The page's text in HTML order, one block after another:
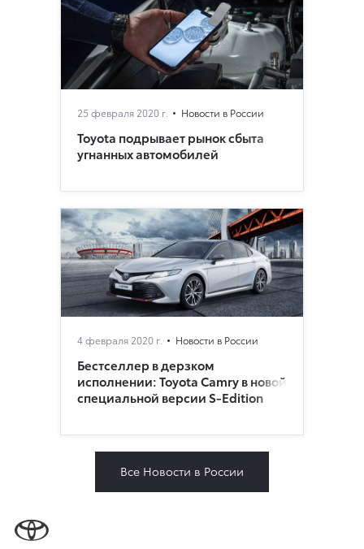
25 февраля 2020 г. Новости в России
Toyota подрывает рынок сбыта
угнанных автомобилей
4 февраля 2020 г. Новости в России
Бестселлер в дерзком
исполнении: Toyota Camry в новой
специальной версии S-Edition
Все Новости в России